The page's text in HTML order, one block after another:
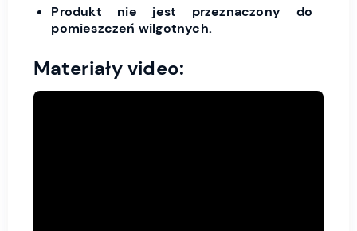
Produkt nie jest przeznaczony do
pomieszczeń wilgotnych.
Materiały video: